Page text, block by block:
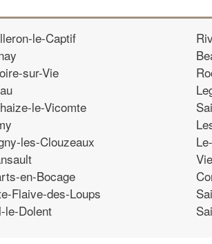
le-Captif
sur-Vie
le-Vicomte
les-Clouzeaux
en-Bocage
Flaive-des-Loups
le-Dolent